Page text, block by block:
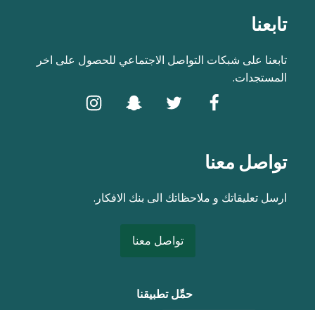
تابعنا
تابعنا على شبكات التواصل الاجتماعي للحصول على اخر
المستجدات.
تواصل معنا
ارسل تعليقاتك و ملاحظاتك الى بنك الافكار.
تواصل معنا
حمِّل تطبيقنا